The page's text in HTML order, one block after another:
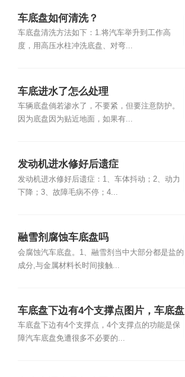
车底盘如何清洗？
车底盘清洗方法如下：1.将汽车举升到工作高
度，用高压水柱冲洗底盘、对弯...
车底进水了怎么处理
车辆底盘倘若渗水了，不要紧，但要注意防护。
因为底盘因为贴近地面，如果有...
发动机进水修好后遗症
发动机进水修好后遗症：1、车体抖动；2、动力
下降；3、故障毛病不停；4...
融雪剂腐蚀车底盘吗
会腐蚀汽车底盘。1、融雪剂当中大部分都是盐的
成分,与金属材料长时间接触...
车底盘下边有4个支撑点图片，车底盘
被磕了会有
车底盘下边有4个支撑点，4个支撑点的功能是保
障汽车底盘免遭很多不必要的...